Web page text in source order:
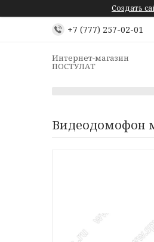
Создать
+7 (777) 257-02-01
Интернет-магазин
ПОСТУЛАТ
Видеодомофон